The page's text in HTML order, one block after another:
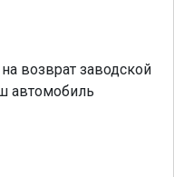
возврат заводской
автомобиль